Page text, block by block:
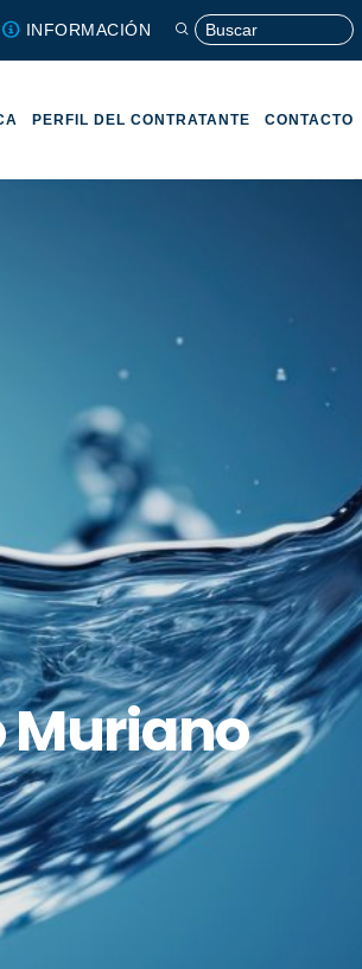
INFORMACIÓN
PERFIL DEL CONTRATANTE CONTACTO
Muriano